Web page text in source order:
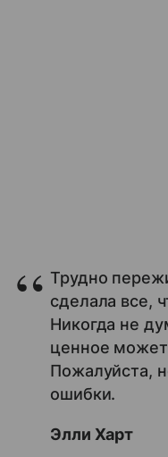
Трудно
сделала все,
Никогда не
ценное
Пожалуйста,
ошибки.
Элли Харт